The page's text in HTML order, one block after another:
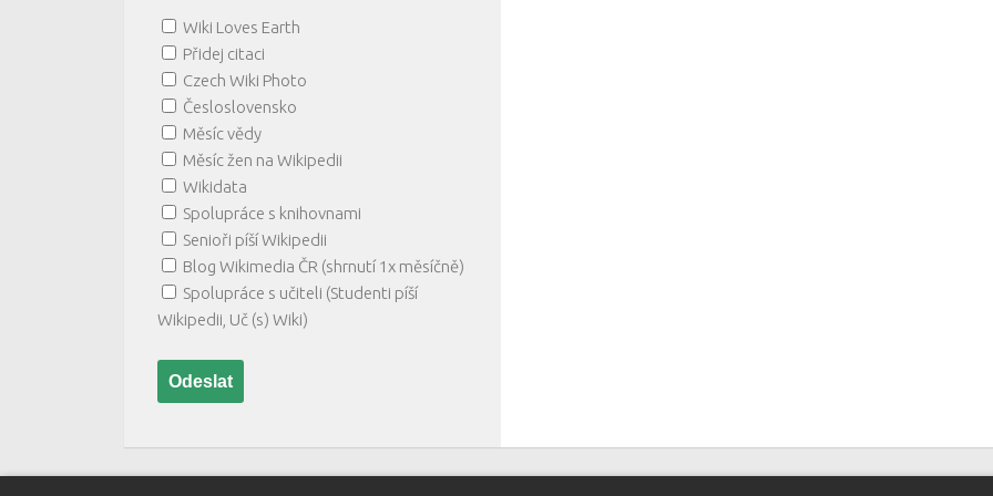
Wiki Loves Earth
Přidej citaci
Czech Wiki Photo
Česloslovensko
Měsíc vědy
Měsíc žen na Wikipedii
Wikidata
Spolupráce s knihovnami
Senioři píší Wikipedii
Blog Wikimedia ČR (shrnutí 1x měsíčně)
Spolupráce s učiteli (Studenti píší
Wikipedii, Uč (s) Wiki)